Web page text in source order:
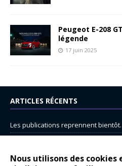
Nous utilisons des cookies
Peugeot E-208
légende
17 juin 2025
ARTICLES RÉCENTS
Les publications reprennent
14 juillet : nouveau film de marque